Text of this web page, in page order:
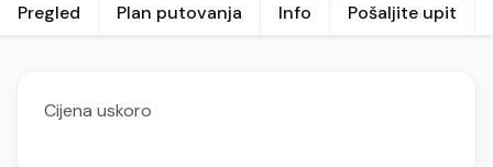
Pregled Plan putovanja Info Pošaljite upit
Cijena uskoro